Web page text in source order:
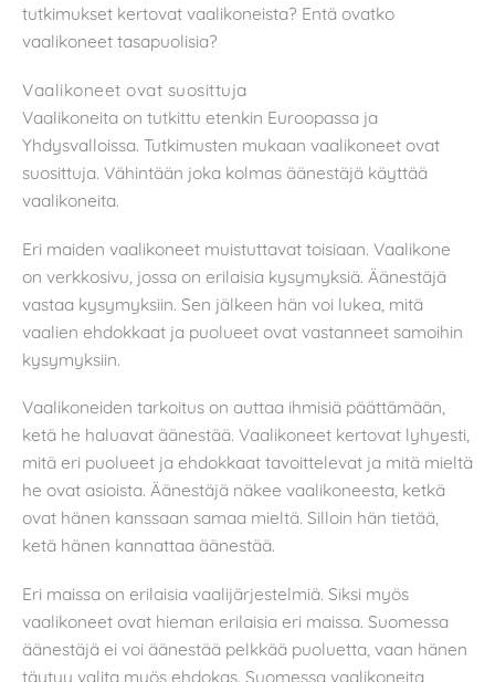
tutkimukset kertovat vaalikoneista? Entä ovatko
vaalikoneet tasapuolisia?
Vaalikoneet ovat suosittuja
Vaalikoneita on tutkittu etenkin Euroopassa ja
Yhdysvalloissa. Tutkimusten mukaan vaalikoneet ovat
suosittuja. Vähintään joka kolmas äänestäjä käyttää
vaalikoneita.
Eri maiden vaalikoneet muistuttavat toisiaan. Vaalikone
on verkkosivu, jossa on erilaisia kysymyksiä. Äänestäjä
vastaa kysymyksiin. Sen jälkeen hän voi lukea, mitä
vaalien ehdokkaat ja puolueet ovat vastanneet samoihin
kysymyksiin.
Vaalikoneiden tarkoitus on auttaa ihmisiä päättämään,
ketä he haluavat äänestää. Vaalikoneet kertovat lyhyesti,
mitä eri puolueet ja ehdokkaat tavoittelevat ja mitä mieltä
he ovat asioista. Äänestäjä näkee vaalikoneesta, ketkä
ovat hänen kanssaan samaa mieltä. Silloin hän tietää,
ketä hänen kannattaa äänestää.
Eri maissa on erilaisia vaalijärjestelmiä. Siksi myös
vaalikoneet ovat hieman erilaisia eri maissa. Suomessa
äänestäjä ei voi äänestää pelkkää puoluetta, vaan hänen
täytyy valita myös ehdokas. Suomessa vaalikoneita